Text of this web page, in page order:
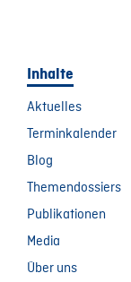
Inhalte
Aktuelles
Terminkalender
Blog
Themendossiers
Publikationen
Media
Über uns